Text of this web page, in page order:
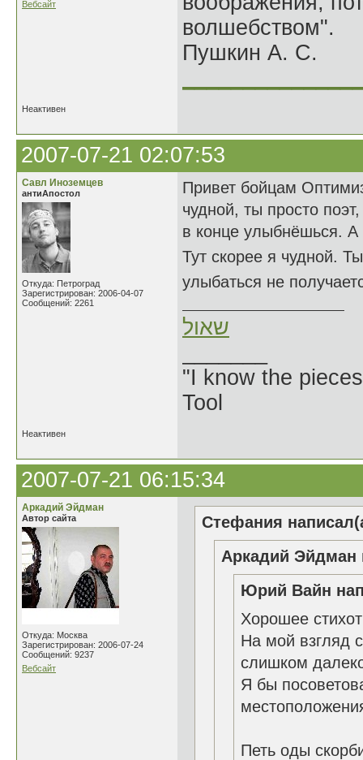
Вебсайт
волшебством".
Пушкин А. С.
Неактивен
2007-07-21 02:07:53
Савл Иноземцев
антиАпостол
Откуда: Петроград
Зарегистрирован: 2006-04-07
Сообщений: 2261
Привет бойцам
чудной, ты просто
в конце улыбнёшься.
Тут скорее я чудной.
улыбаться не
שאול
"I know the
Tool
Неактивен
2007-07-21 06:15:34
Аркадий Эйдман
Автор сайта
Откуда: Москва
Зарегистрирован: 2006-07-24
Сообщений: 9237
Вебсайт
Стефания
Аркадий Эйдман
Юрий Вайн
Хорошее
На мой взгляд
слишком
Я бы
Петь оды